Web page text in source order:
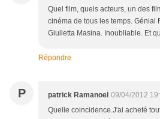
Quel film, quels acteurs, un des
cinéma de tous les temps. Génial
Giulietta Masina. Inoubliable. Et
Répondre
P patrick Ramanoel 09/04/2012
Quelle coincidence.J'ai acheté